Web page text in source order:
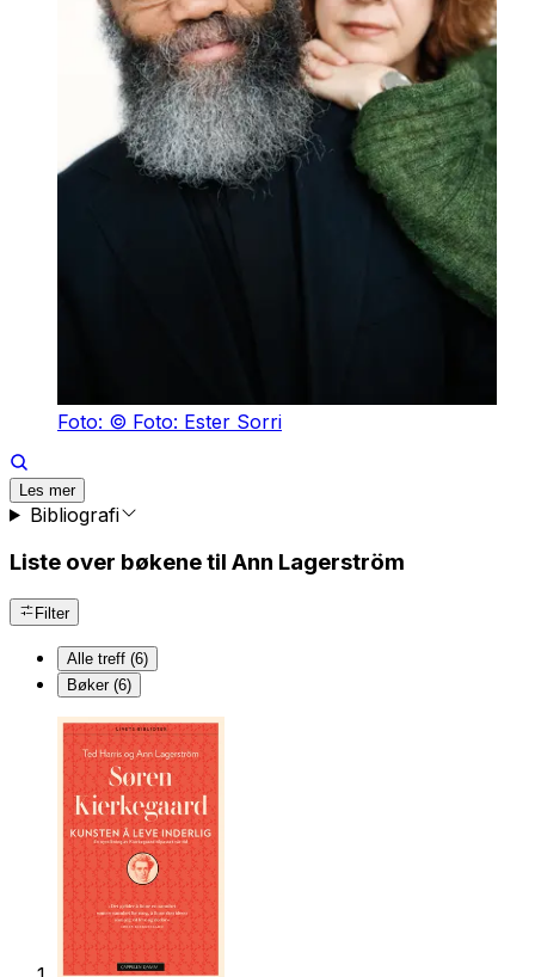
Foto: © Foto: Ester Sorri
Les mer
Bibliografi
Liste over bøkene til Ann Lagerström
Filter
Alle treff (6)
Bøker (6)